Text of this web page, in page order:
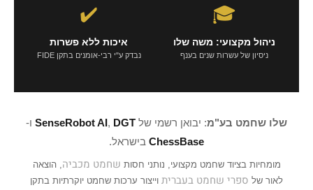
🎓
ניהול מקצועי: משה שלו
ניסיון של עשרות שנים בענף
✔️
איכות ללא פשרות
נבדק ע"י רבי-אומנים בתקן FIDE
שלו שחמט בע"מ: יבואן רשמי של SenseRobot AI, DGT
ו-
ChessBase בישראל.
מומחיות בציוד שחמט מקצועי, נותני חסות שחמט מכביה , הוצאה
לאור של ספרי שחמט בעברית וייצור ערכות שחמט יוקרתיות בתקן